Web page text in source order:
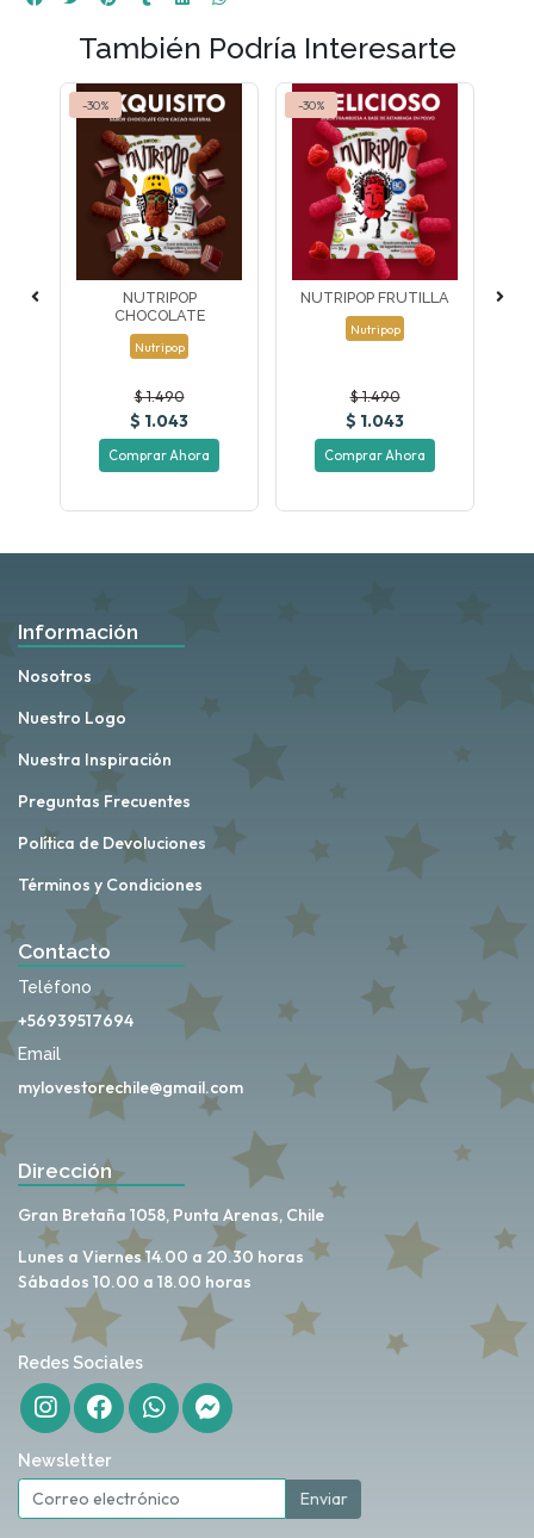
También Podría Interesarte
-30%
NUTRIPOP
CHOCOLATE
Nutripop
$ 1.490
$ 1.043
Comprar Ahora
-30%
NUTRIPOP FRUTILLA
Nutripop
$ 1.490
$ 1.043
Comprar Ahora
Información
Nosotros
Nuestro Logo
Nuestra Inspiración
Preguntas Frecuentes
Política de Devoluciones
Términos y Condiciones
Contacto
Teléfono
+56939517694
Email
mylovestorechile@gmail.com
Dirección
Gran Bretaña 1058, Punta Arenas, Chile
Lunes a Viernes 14.00 a 20.30 horas
Sábados 10.00 a 18.00 horas
Redes Sociales
Newsletter
Enviar